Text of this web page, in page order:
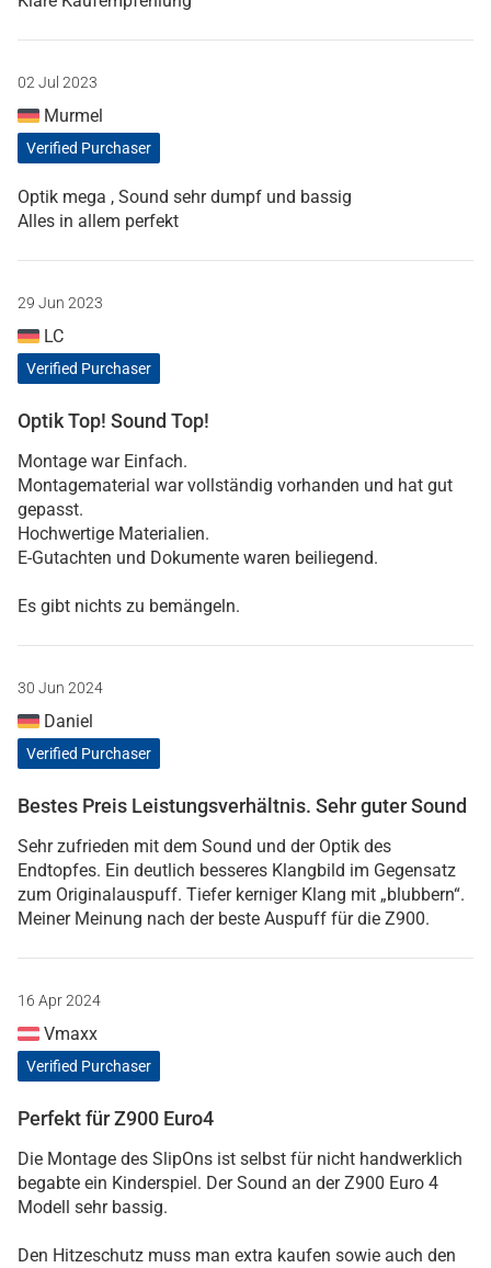
02 Jul 2023
Murmel
Verified Purchaser
Optik mega , Sound sehr dumpf und bassig
Alles in allem perfekt
29 Jun 2023
LC
Verified Purchaser
Optik Top! Sound Top!
Montage war Einfach.
Montagematerial war vollständig vorhanden und hat gut
gepasst.
Hochwertige Materialien.
E-Gutachten und Dokumente waren beiliegend.
Es gibt nichts zu bemängeln.
30 Jun 2024
Daniel
Verified Purchaser
Bestes Preis Leistungsverhältnis. Sehr guter Sound
Sehr zufrieden mit dem Sound und der Optik des
Endtopfes. Ein deutlich besseres Klangbild im Gegensatz
zum Originalauspuff. Tiefer kerniger Klang mit „blubbern“.
Meiner Meinung nach der beste Auspuff für die Z900.
16 Apr 2024
Vmaxx
Verified Purchaser
Perfekt für Z900 Euro4
Die Montage des SlipOns ist selbst für nicht handwerklich
begabte ein Kinderspiel. Der Sound an der Z900 Euro 4
Modell sehr bassig.
Den Hitzeschutz muss man extra kaufen sowie auch den